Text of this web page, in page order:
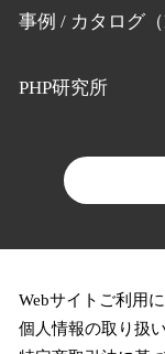
事例 / カタログ（
PHP研究所
Webサイトご利用
個人情報の取り扱